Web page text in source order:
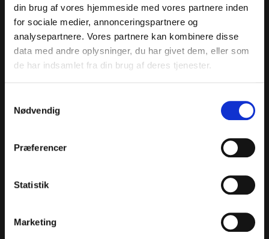
din brug af vores hjemmeside med vores partnere inden
for sociale medier, annonceringspartnere og
analysepartnere. Vores partnere kan kombinere disse
data med andre oplysninger, du har givet dem, eller som
de har indsamlet fra din brug af deres tjenester.
Nødvendig
Præferencer
Statistik
Marketing
her sætter guiden rammen og fortæller om den morgen,
da de tyske tropper når Ringsted. Det er klokken 8.30 […]
Rollator – byvandring
AFLYST Byvandring i Ringsted for gangbesværede, med